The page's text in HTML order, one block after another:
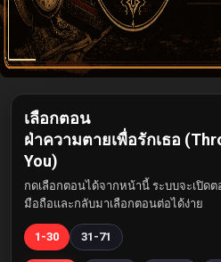
เลือกตอน
ฝ่าความตายเพื่อรักเธอ
You)
กดเลือกตอนได้จากหน้านี้ ระบบจะเปิด
มือถือและกลับมาเลือกตอนต่อได้ง่าย
1-30 31-71